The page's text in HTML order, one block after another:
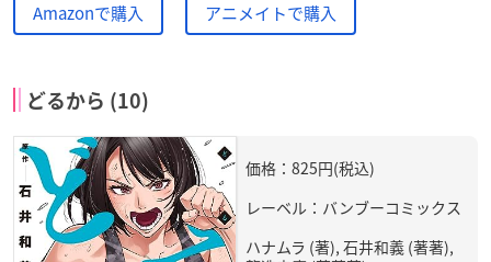
Amazonで購入 アニメイトで購入
どるから (10)
価格：825円(税込)
レーベル：バンブーコミックス
ハナムラ (著), 石井和義 (著著),